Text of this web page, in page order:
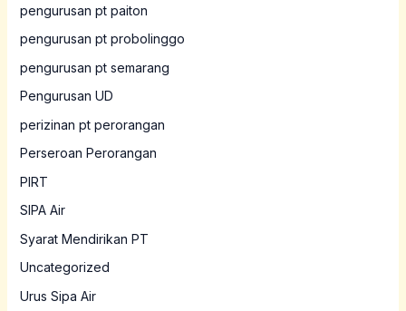
pengurusan pt paiton
pengurusan pt probolinggo
pengurusan pt semarang
Pengurusan UD
perizinan pt perorangan
Perseroan Perorangan
PIRT
SIPA Air
Syarat Mendirikan PT
Uncategorized
Urus Sipa Air